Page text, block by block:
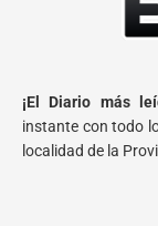
¡El Diario más
instante con todo
localidad de la